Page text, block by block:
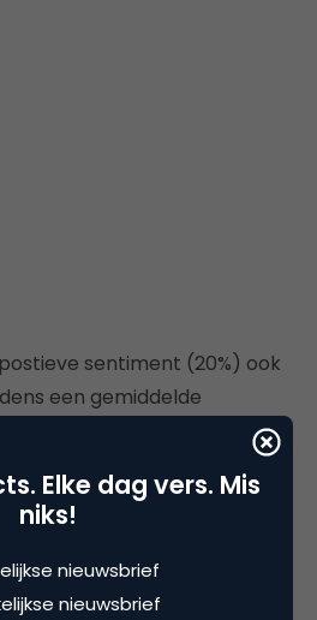
sentiment (20%) ook
een gemiddelde
sentiment (7%) ligt
leuk bij DWDD
Elke dag vers. Mis
niks!
nieuwsbrief
nieuwsbrief